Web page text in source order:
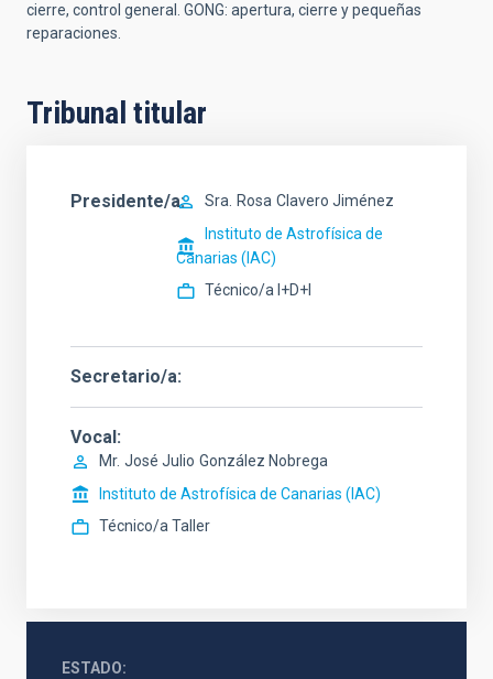
cierre, control general. GONG: apertura, cierre y pequeñas
reparaciones.
Tribunal titular
Presidente/a Sra. Rosa Clavero Jiménez
Instituto de Astrofísica de
Canarias (IAC)
Técnico/a I+D+I
Secretario/a
Vocal
Mr. José Julio González Nobrega
Instituto de Astrofísica de Canarias (IAC)
Técnico/a Taller
ESTADO